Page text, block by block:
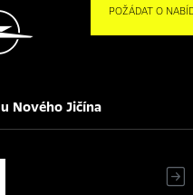
POŽÁDAT O
Nového Jičína